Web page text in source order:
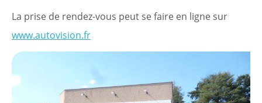
La prise de rendez-vous peut se faire en ligne sur
www.autovision.fr
Agenda